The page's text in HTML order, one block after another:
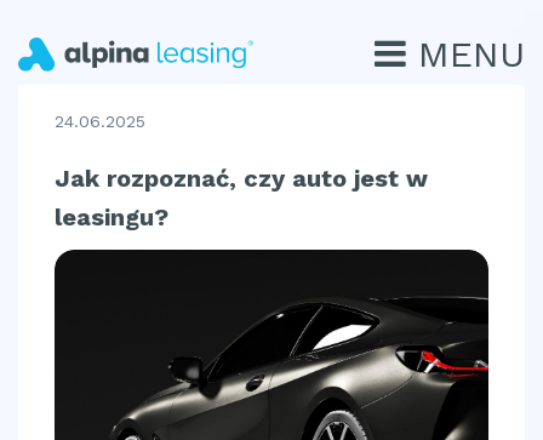
MENU
24.06.2025
Jak rozpoznać, czy auto jest w
leasingu?